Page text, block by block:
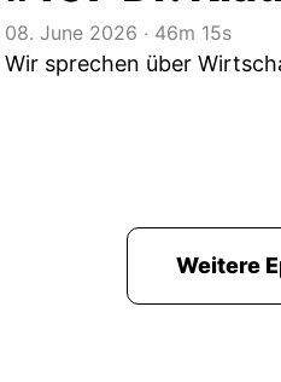
08. June 2026 ‧ 46m 15s
Wir sprechen über
Weitere